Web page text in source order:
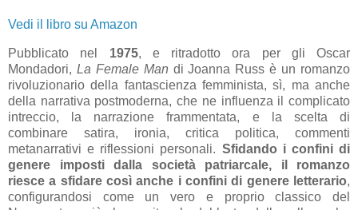
Vedi il libro su Amazon
Pubblicato nel 1975, e ritradotto ora per gli Oscar
Mondadori, La Female Man di Joanna Russ è un romanzo
rivoluzionario della fantascienza femminista, sì, ma anche
della narrativa postmoderna, che ne influenza il complicato
intreccio, la narrazione frammentata, e la scelta di
combinare satira, ironia, critica politica, commenti
metanarrativi e riflessioni personali. Sfidando i confini di
genere imposti dalla società patriarcale, il romanzo
riesce a sfidare così anche i confini di genere letterario,
configurandosi come un vero e proprio classico del